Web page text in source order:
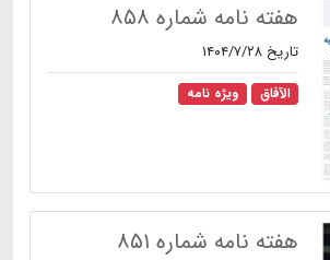
هفته نامه شماره ۸۵۸
تاریخ ۱۴۰۴/۷/۲۸
الآفاق ویژه نامه
هفته نامه شماره ۸۵۱